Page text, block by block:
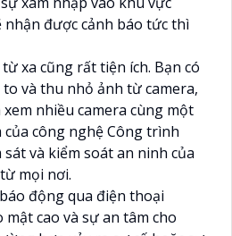
nhận được cảnh báo tức thì
xa cũng rất tiện ích. Bạn có
và thu nhỏ ảnh từ camera,
nhiều camera cùng một
công nghệ Công trình
và kiểm soát an ninh của
mọi nơi.
động qua điện thoại
cao và sự an tâm cho